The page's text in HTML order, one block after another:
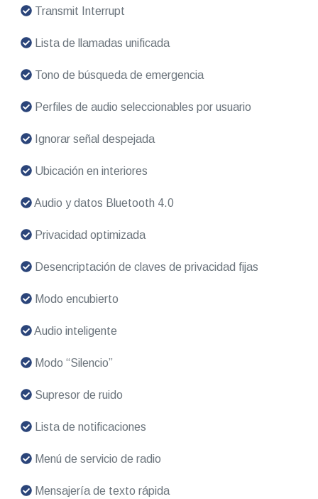
Transmit Interrupt
Lista de llamadas unificada
Tono de búsqueda de emergencia
Perfiles de audio seleccionables por usuario
Ignorar señal despejada
Ubicación en interiores
Audio y datos Bluetooth 4.0
Privacidad optimizada
Desencriptación de claves de privacidad fijas
Modo encubierto
Audio inteligente
Modo “Silencio”
Supresor de ruido
Lista de notificaciones
Menú de servicio de radio
Mensajería de texto rápida